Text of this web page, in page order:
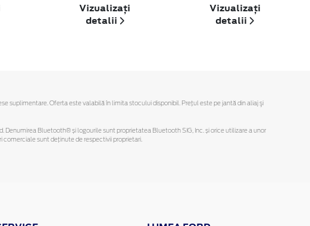
Vizualizați
detalii
Vizualizați
detalii
suplimentare. Oferta este valabilă în limita stocului disponibil. Preţul este pe jantă din aliaj şi
Bluetooth® și logourile sunt proprietatea Bluetooth SIG, Inc. și orice utilizare a unor
sunt deținute de respectivii proprietari.